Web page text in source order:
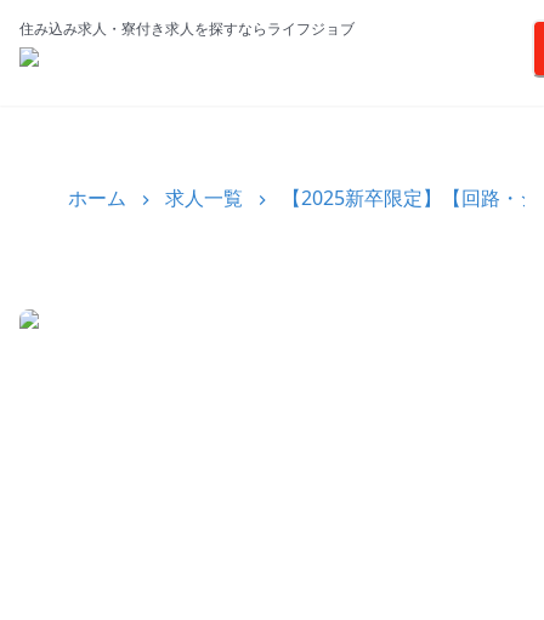
住み込み求人・寮付き求人を探すならライフジョブ
ホーム 求人一覧 【2025新卒限定】【回路・